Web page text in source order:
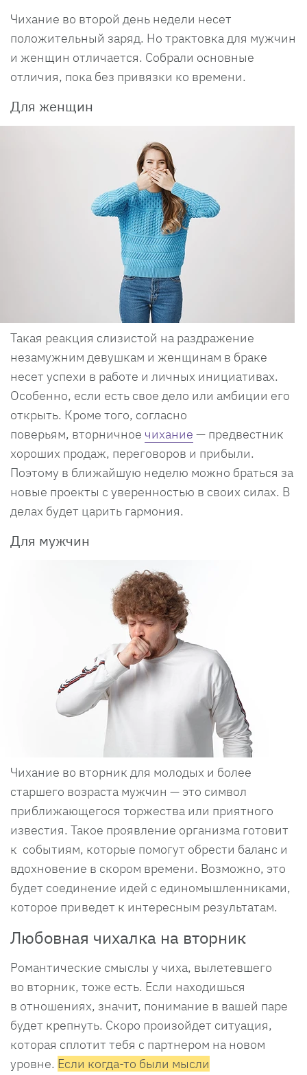
Чихание во второй день недели несет
положительный заряд. Но трактовка для мужчин
и женщин отличается. Собрали основные
отличия, пока без привязки ко времени.
Для женщин
Такая реакция слизистой на раздражение
незамужним девушкам и женщинам в браке
несет успехи в работе и личных инициативах.
Особенно, если есть свое дело или амбиции его
открыть. Кроме того, согласно
поверьям, вторничное чихание — предвестник
хороших продаж, переговоров и прибыли.
Поэтому в ближайшую неделю можно браться за
новые проекты с уверенностью в своих силах. В
делах будет царить гармония.
Для мужчин
Чихание во вторник для молодых и более
старшего возраста мужчин — это символ
приближающегося торжества или приятного
известия. Такое проявление организма готовит
к событиям, которые помогут обрести баланс и
вдохновение в скором времени. Возможно, это
будет соединение идей с единомышленниками,
которое приведет к интересным результатам.
Любовная чихалка на вторник
Романтические смыслы у чиха, вылетевшего
во вторник, тоже есть. Если находишься
в отношениях, значит, понимание в вашей паре
будет крепнуть. Скоро произойдет ситуация,
которая сплотит тебя с партнером на новом
уровне. Если когда-то были мысли